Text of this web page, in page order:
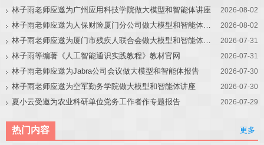
林子雨老师应邀为广州应用科技学院做大模型和智能体讲座 2026-08-02
林子雨老师应邀为人保财险厦门分公司做大模型和智能体讲座 2026-08-02
林子雨老师应邀为厦门市残疾人联合会做大模型和智能体讲座 2026-07-31
林子雨等编著《人工智能通识实践教程》教材官网 2026-07-31
林子雨老师应邀为Jabra公司会议做大模型和智能体报告 2026-07-30
林子雨老师应邀为空军勤务学院做大模型和智能体讲座 2026-07-30
夏小云受邀为农业科研单位党务工作者作专题报告 2026-07-29
热门内容 更多